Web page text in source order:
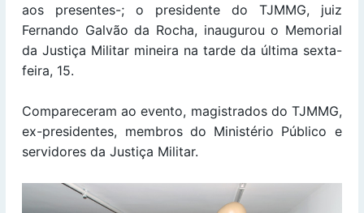
aos presentes-; o presidente do TJMMG, juiz
Fernando Galvão da Rocha, inaugurou o Memorial
da Justiça Militar mineira na tarde da última sexta-
feira, 15.
Compareceram ao evento, magistrados do TJMMG,
ex-presidentes, membros do Ministério Público e
servidores da Justiça Militar.